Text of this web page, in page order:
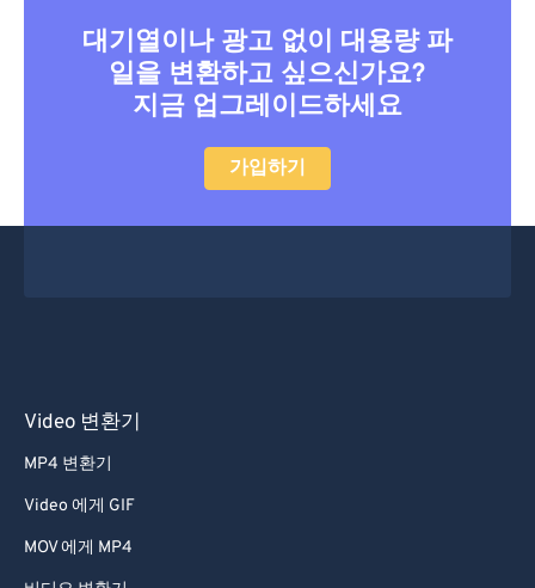
대기열이나 광고 없이 대용량 파
일을 변환하고 싶으신가요?
지금 업그레이드하세요
가입하기
Video 변환기
MP4 변환기
Video 에게 GIF
MOV 에게 MP4